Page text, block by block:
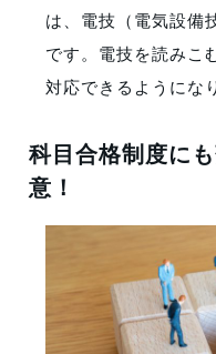
は、電技（電気設備
です。電技を読みこ
対応できるようにな
科目合格制度に
意！